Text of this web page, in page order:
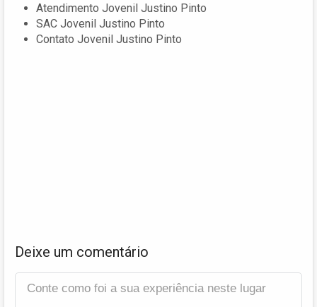
Atendimento Jovenil Justino Pinto
SAC Jovenil Justino Pinto
Contato Jovenil Justino Pinto
Deixe um comentário